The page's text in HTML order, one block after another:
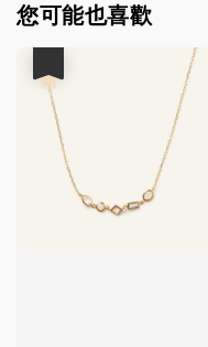
您可能也喜歡